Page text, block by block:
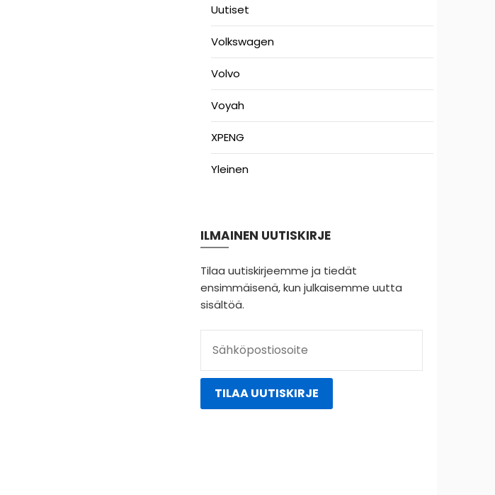
Uutiset
Volkswagen
Volvo
Voyah
XPENG
Yleinen
ILMAINEN UUTISKIRJE
Tilaa uutiskirjeemme ja tiedät
ensimmäisenä, kun julkaisemme uutta
sisältöä.